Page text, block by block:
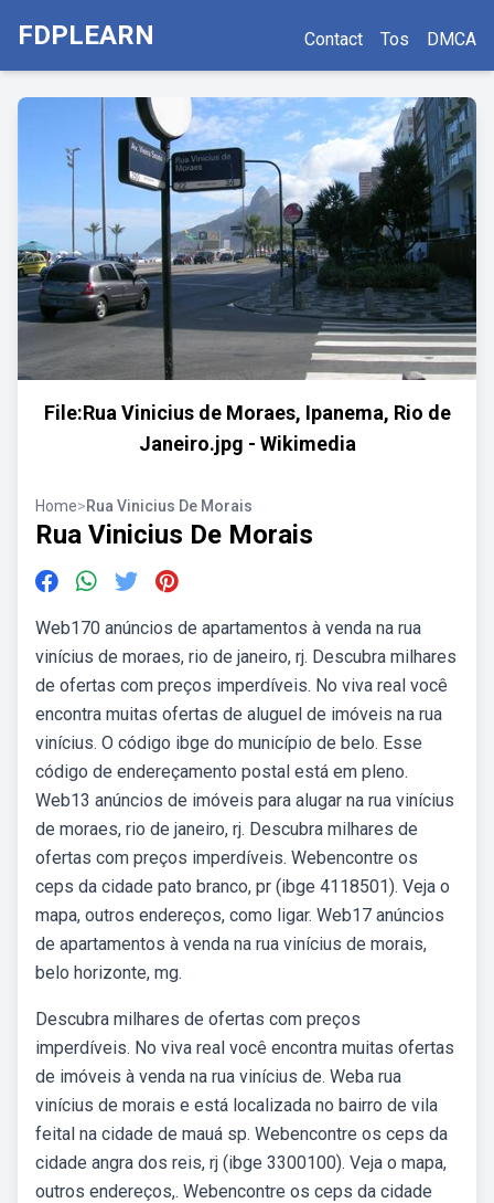
FDPLEARN Contact Tos DMCA
File:Rua Vinicius de Moraes, Ipanema, Rio de
Janeiro.jpg - Wikimedia
Home>Rua Vinicius De Morais
Rua Vinicius De Morais
Web170 anúncios de apartamentos à venda na rua
vinícius de moraes, rio de janeiro, rj. Descubra milhares
de ofertas com preços imperdíveis. No viva real você
encontra muitas ofertas de aluguel de imóveis na rua
vinícius. O código ibge do município de belo. Esse
código de endereçamento postal está em pleno.
Web13 anúncios de imóveis para alugar na rua vinícius
de moraes, rio de janeiro, rj. Descubra milhares de
ofertas com preços imperdíveis. Webencontre os
ceps da cidade pato branco, pr (ibge 4118501). Veja o
mapa, outros endereços, como ligar. Web17 anúncios
de apartamentos à venda na rua vinícius de morais,
belo horizonte, mg.
Descubra milhares de ofertas com preços
imperdíveis. No viva real você encontra muitas ofertas
de imóveis à venda na rua vinícius de. Weba rua
vinícius de morais e está localizada no bairro de vila
feital na cidade de mauá sp. Webencontre os ceps da
cidade angra dos reis, rj (ibge 3300100). Veja o mapa,
outros endereços,. Webencontre os ceps da cidade